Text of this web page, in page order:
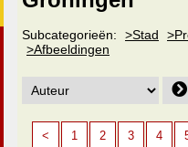
Subcategorieën: >Stad
>Afbeeldingen
< 1 2 3 4